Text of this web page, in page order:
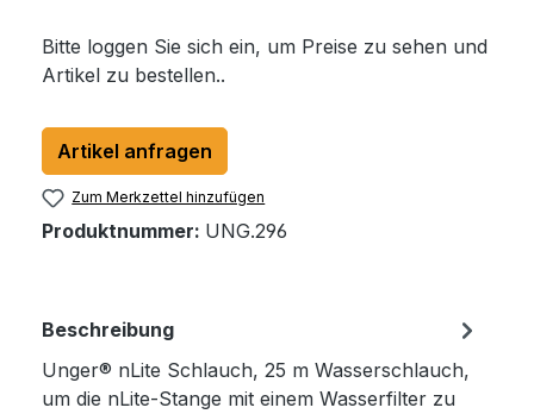
Bitte loggen Sie sich ein, um Preise zu sehen und
Artikel zu bestellen..
Artikel anfragen
Zum Merkzettel hinzufügen
Produktnummer: UNG.296
Beschreibung
Unger® nLite Schlauch, 25 m Wasserschlauch,
um die nLite-Stange mit einem Wasserfilter zu